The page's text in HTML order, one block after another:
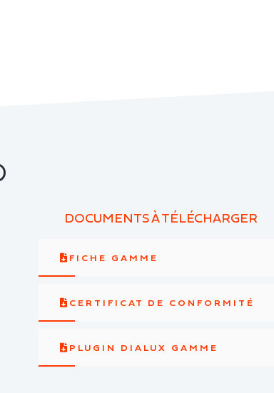
DOCUMENTS À TÉLÉCHARGER
FICHE GAMME
CERTIFICAT DE CONFORMITÉ
PLUGIN DIALUX GAMME